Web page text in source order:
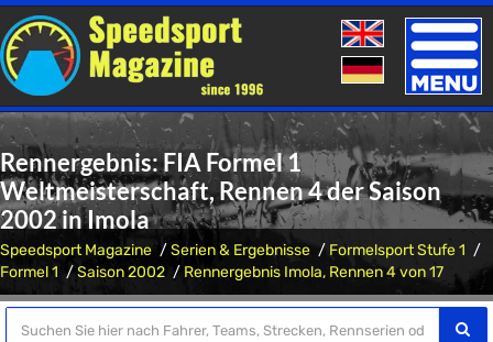
Toggle
Rennergebnis: FIA Formel 1
Weltmeisterschaft, Rennen 4 der Saison
2002 in Imola
Speedsport Magazine Serien & Ergebnisse
Formelsport Stufe 1
Formel 1
Saison 2002 Rennergebnis Imola, Rennen 4 von 17